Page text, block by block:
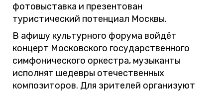
фотовыставка и презентован
туристический потенциал Москвы.
В афишу культурного форума войдёт
концерт Московского государственного
симфонического оркестра, музыканты
исполнят шедевры отечественных
композиторов. Для зрителей организуют